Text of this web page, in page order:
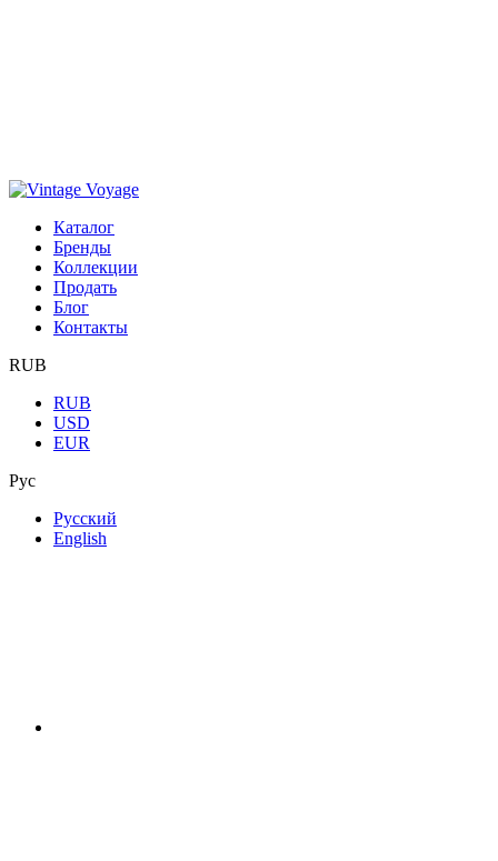
Каталог
Бренды
Коллекции
Продать
Блог
Контакты
RUB
RUB
USD
EUR
Рус
Русский
English